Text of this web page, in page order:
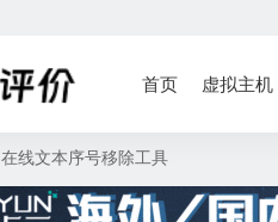
首页 虚拟主机
在线文本序号移除工具